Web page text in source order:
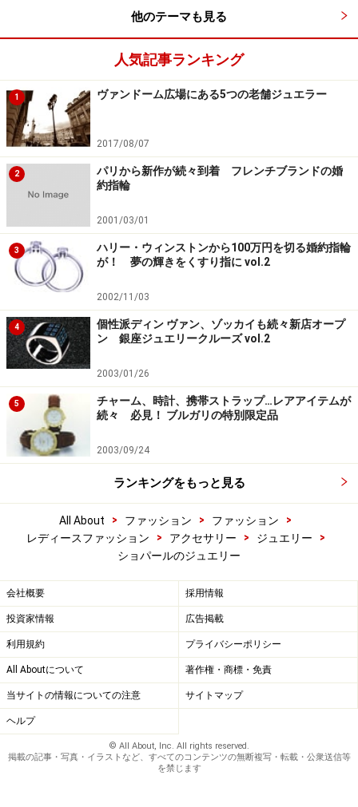
他のテーマも見る
人気記事ランキング
1 ヴァンドーム広場にある5つの老舗ジュエラー
2017/08/07
2
パリから新作が続々到着 フレンチブランドの婚
約指輪
2001/03/01
3
ハリー・ウィンストンから100万円を切る婚約指輪
が！ 夢の輝きをくすり指に vol.2
2002/11/03
4
個性派ディン ヴァン、ゾッカイも続々新店オープ
ン 銀座ジュエリークルーズ vol.2
2003/01/26
5
チャーム、時計、携帯ストラップ…レアアイテムが
続々 必見！ ブルガリの特別限定品
2003/09/24
ランキングをもっと見る
All About > ファッション > ファッション
>
レディースファッション
> アクセサリー > ジュエリー
>
ショパールのジュエリー
会社概要 採用情報
投資家情報 広告掲載
利用規約 プライバシーポリシー
All Aboutについて 著作権・商標・免責
当サイトの情報についての注意 サイトマップ
ヘルプ
© All About, Inc. All rights reserved.
掲載の記事・写真・イラストなど、すべてのコンテンツの無断複写・転載・公衆送信等
を禁じます